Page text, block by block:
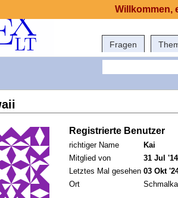
Fragen
Registrierte Benutzer
richtiger Name
Kai
Mitglied von
31 Jul
Letztes Mal gesehen 03 Okt
Ort
Willkommen,